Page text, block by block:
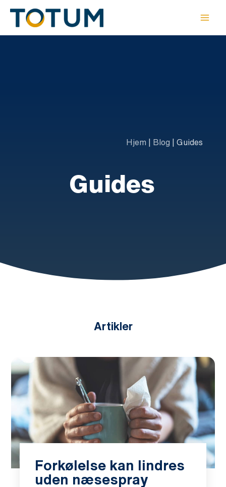
indholdet
Hjem Blog |Guides
Guides
Artikler
Forkølelse kan lindres
uden næsespray